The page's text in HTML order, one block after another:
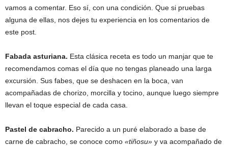
vamos a comentar. Eso sí, con una condición. Que si pruebas
alguna de ellas, nos dejes tu experiencia en los comentarios de
este post.
Fabada asturiana. Esta clásica receta es todo un manjar que te
recomendamos comas el día que no tengas planeado una larga
excursión. Sus fabes, que se deshacen en la boca, van
acompañadas de chorizo, morcilla y tocino, aunque luego siempre
llevan el toque especial de cada casa.
Pastel de cabracho. Parecido a un puré elaborado a base de
carne de cabracho, se conoce como «tiñosu» y va acompañado de